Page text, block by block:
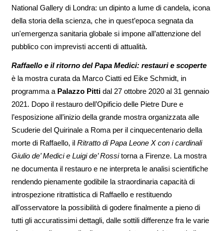
National Gallery di Londra: un dipinto a lume di candela, icona
della storia della scienza, che in quest’epoca segnata da
un'emergenza sanitaria globale si impone all’attenzione del
pubblico con imprevisti accenti di attualità.
Raffaello e il ritorno del Papa Medici: restauri e scoperte
è la mostra curata da Marco Ciatti ed Eike Schmidt, in
programma a Palazzo Pittidal 27 ottobre 2020 al 31 gennaio
2021. Dopo il restauro dell’Opificio delle Pietre Dure e
l’esposizione all’inizio della grande mostra organizzata alle
Scuderie del Quirinale a Roma per il cinquecentenario della
morte di Raffaello, il Ritratto di Papa Leone X con i cardinali
Giulio de’ Medici e Luigi de’ Rossi torna a Firenze. La mostra
ne documenta il restauro e ne interpreta le analisi scientifiche
rendendo pienamente godibile la straordinaria capacità di
introspezione ritrattistica di Raffaello e restituendo
all'osservatore la possibilità di godere finalmente a pieno di
tutti gli accuratissimi dettagli, dalle sottili differenze fra le varie